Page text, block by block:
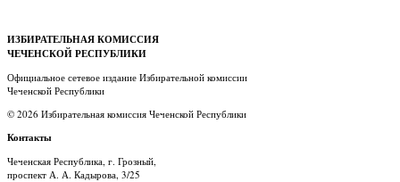
ИЗБИРАТЕЛЬНАЯ КОМИССИЯ
ЧЕЧЕНСКОЙ РЕСПУБЛИКИ
Официальное сетевое издание Избирательной комиссии
Чеченской Республики
© 2026 Избирательная комиссия Чеченской Республики
Контакты
Чеченская Республика, г. Грозный,
проспект А. А. Кадырова, 3/25